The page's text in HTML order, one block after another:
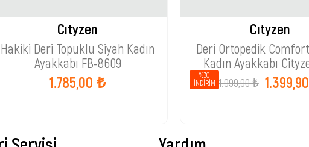
Cıtyzen
Hakiki Deri Topuklu Siyah Kadın
Ayakkabı FB-8609
1.785,00 ₺
Cıtyzen
Deri Ortopedik
Kadın Ayakkabı
1.999,90 ₺
%30
İNDIRIM